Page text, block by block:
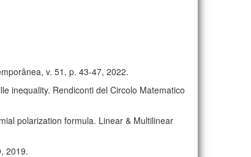
v. 51, p. 43-47, 2022.
inequality. Rendiconti del Circolo Matematico
polarization formula. Linear & Multilinear
2019.